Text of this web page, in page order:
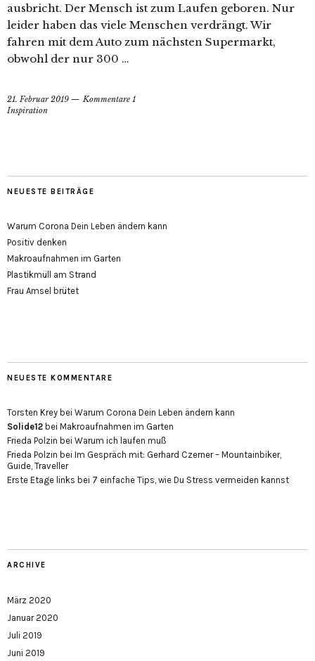
ausbricht. Der Mensch ist zum Laufen geboren. Nur
leider haben das viele Menschen verdrängt. Wir
fahren mit dem Auto zum nächsten Supermarkt,
obwohl der nur 300 …
21. Februar 2019
Kommentare 1
Inspiration
NEUESTE BEITRÄGE
Warum Corona Dein Leben ändern kann
Positiv denken
Makroaufnahmen im Garten
Plastikmüll am Strand
Frau Amsel brütet
NEUESTE KOMMENTARE
Torsten Krey bei Warum Corona Dein Leben ändern kann
Solide12 bei Makroaufnahmen im Garten
Frieda Polzin bei Warum ich laufen muß
Frieda Polzin bei Im Gespräch mit: Gerhard Czerner – Mountainbiker,
Guide, Traveller
Erste Etage links bei 7 einfache Tips, wie Du Stress vermeiden kannst
ARCHIVE
März 2020
Januar 2020
Juli 2019
Juni 2019